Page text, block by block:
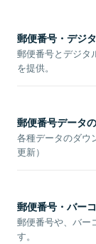
郵便番号・デジ
郵便番号とデジタ
を提供。
郵便番号データ
各種データのダウ
更新）
郵便番号・バー
郵便番号や、バー
す。